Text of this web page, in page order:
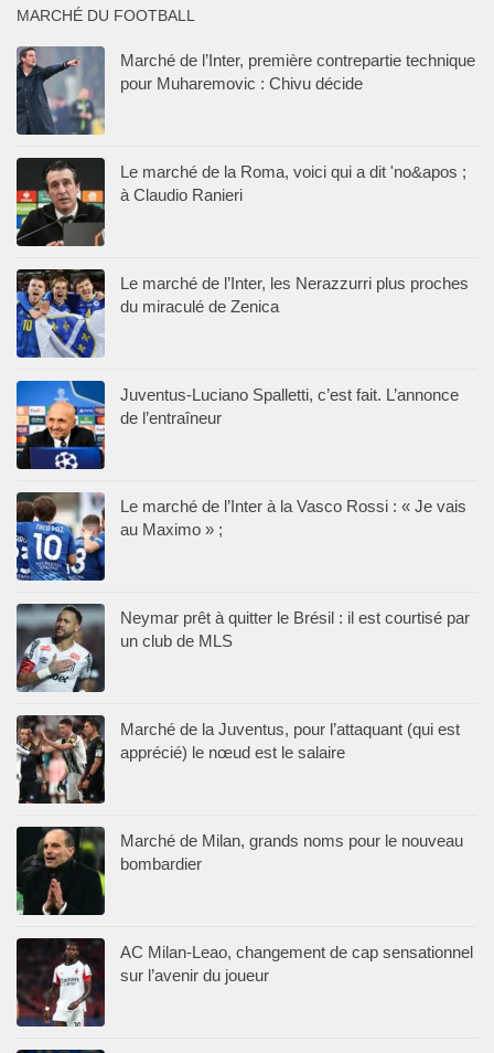
MARCHÉ DU FOOTBALL
Marché de l’Inter, première contrepartie technique
pour Muharemovic : Chivu décide
Le marché de la Roma, voici qui a dit 'no&apos ;
à Claudio Ranieri
Le marché de l’Inter, les Nerazzurri plus proches
du miraculé de Zenica
Juventus-Luciano Spalletti, c’est fait. L’annonce
de l’entraîneur
Le marché de l’Inter à la Vasco Rossi : « Je vais
au Maximo » ;
Neymar prêt à quitter le Brésil : il est courtisé par
un club de MLS
Marché de la Juventus, pour l’attaquant (qui est
apprécié) le nœud est le salaire
Marché de Milan, grands noms pour le nouveau
bombardier
AC Milan-Leao, changement de cap sensationnel
sur l’avenir du joueur